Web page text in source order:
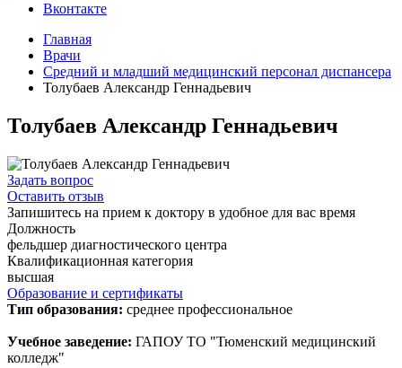
Вконтакте
Главная
Врачи
Средний и младший медицинский персонал диспансера
Толубаев Александр Геннадьевич
Толубаев Александр Геннадьевич
Задать вопрос
Оставить отзыв
Запишитесь на прием к доктору в удобное для вас время
Должность
фельдшер диагностического центра
Квалификационная категория
высшая
Образование и сертификаты
Тип образования: среднее профессиональное
Учебное заведение: ГАПОУ ТО "Тюменский медицинский
колледж"